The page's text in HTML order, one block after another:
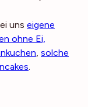
uns eigene
ohne Ei,
, solche
.